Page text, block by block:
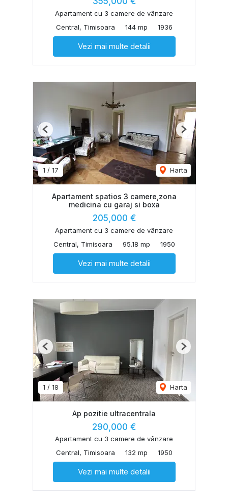
Apartament cu 3 camere de vânzare
Central, Timisoara
144 mp 1936
Vezi mai multe detalii
1 / 17 Harta
Previous Next
Apartament spatios 3 camere,zona
medicina cu garaj si boxa
205,000 €
Apartament cu 3 camere de vânzare
Central, Timisoara
95.18 mp 1950
Vezi mai multe detalii
1 / 18 Harta
Previous Next
Ap pozitie ultracentrala
290,000 €
Apartament cu 3 camere de vânzare
Central, Timisoara
132 mp 1950
Vezi mai multe detalii